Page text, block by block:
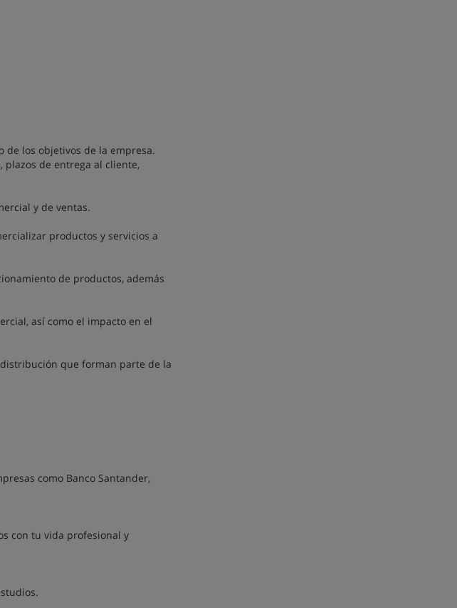
los objetivos de la empresa.
de entrega al cliente,
y de ventas.
productos y servicios a
de productos, además
así como el impacto en el
que forman parte de la
como Banco Santander,
con tu vida profesional y